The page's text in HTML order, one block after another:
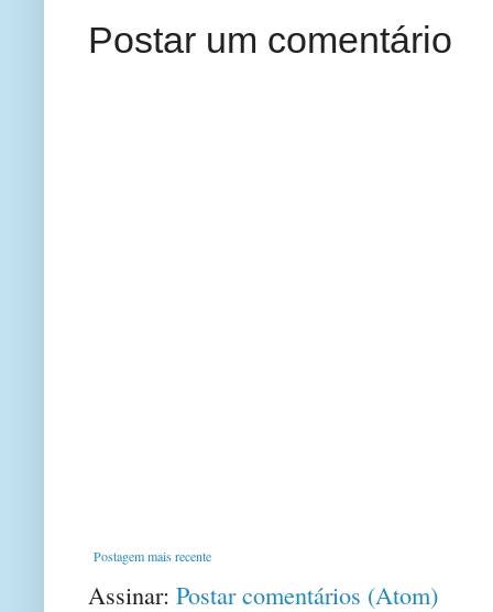
Postar um comentário
Postagem mais recente
Assinar: Postar comentários (Atom)